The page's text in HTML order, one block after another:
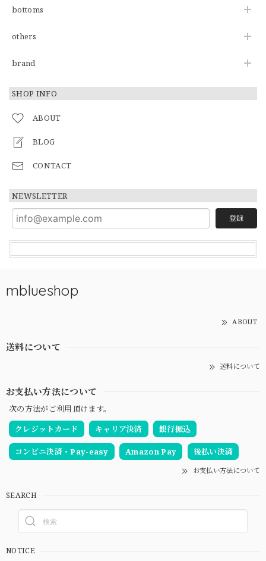
bottoms
others
brand
SHOP INFO
ABOUT
BLOG
CONTACT
NEWSLETTER
登録
mblueshop
ABOUT
送料について
送料について
お支払い方法について
次の方法がご利用頂けます。
クレジットカード
キャリア決済 銀行振込
コンビニ決済・Pay-easy Amazon Pay 後払い決済
お支払い方法について
SEARCH
NOTICE